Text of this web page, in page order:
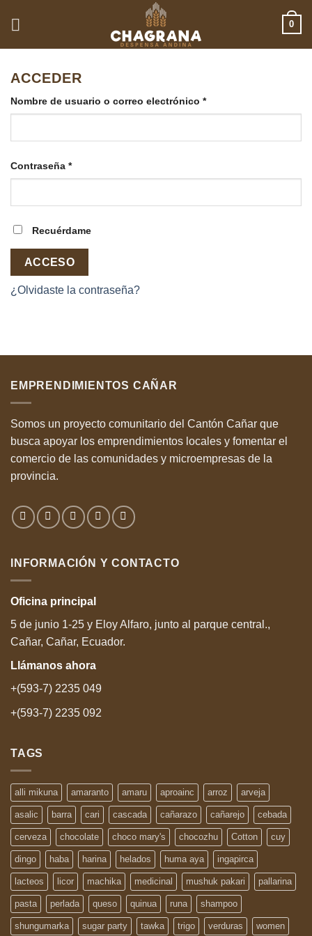
0
ACCEDER
Nombre de usuario o correo electrónico *Obligatorio
Contraseña *Obligatorio
Recuérdame
ACCESO
¿Olvidaste la contraseña?
EMPRENDIMIENTOS CAÑAR
Somos un proyecto comunitario del Cantón Cañar que
busca apoyar los emprendimientos locales y fomentar el
comercio de las comunidades y microempresas de la
provincia.
INFORMACIÓN Y CONTACTO
Oficina principal
5 de junio 1-25 y Eloy Alfaro, junto al parque central.,
Cañar, Cañar, Ecuador.
Llámanos ahora
+(593-7) 2235 049
+(593-7) 2235 092
TAGS
alli mikuna amaranto amaru aproainc arroz arveja
asalic barra cari cascada cañarazo cañarejo cebada
cerveza chocolate choco mary's chocozhu Cotton cuy
dingo haba harina helados huma aya ingapirca
lacteos licor machika medicinal mushuk pakari pallarina
pasta perlada queso quinua runa shampoo
shungumarka sugar party tawka trigo verduras women